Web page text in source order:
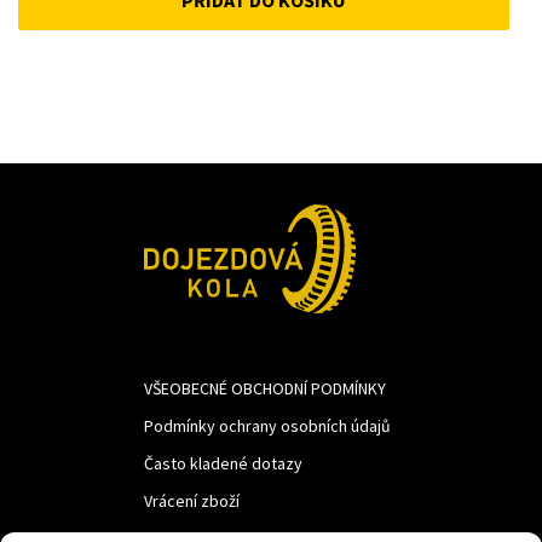
VŠEOBECNÉ OBCHODNÍ PODMÍNKY
Podmínky ochrany osobních údajů
Často kladené dotazy
Vrácení zboží